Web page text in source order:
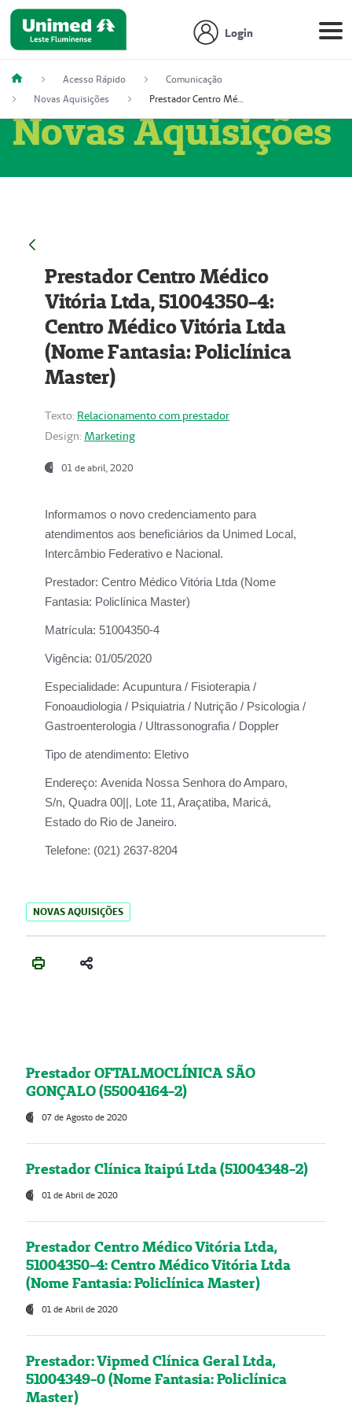
Login
Acesso Rápido
Comunicação
Novas Aquisições
Prestador Centro Médico Vitória Ltda, 51004350-4: Centro Médico Vitória Ltda (Nome Fantasia: Policlínica Master)
Novas Aquisições
Prestador Centro Médico
Vitória Ltda, 51004350-4:
Centro Médico Vitória Ltda
(Nome Fantasia: Policlínica
Master)
Texto: Relacionamento com prestador
Design: Marketing
01 de abril, 2020
Informamos o novo credenciamento para
atendimentos aos beneficiários da Unimed Local,
Intercâmbio Federativo e Nacional.
Prestador: Centro Médico Vitória Ltda (Nome
Fantasia: Policlínica Master)
Matrícula: 51004350-4
Vigência: 01/05/2020
Especialidade: Acupuntura / Fisioterapia /
Fonoaudiologia / Psiquiatria / Nutrição / Psicologia /
Gastroenterologia / Ultrassonografia / Doppler
Tipo de atendimento: Eletivo
Endereço: Avenida Nossa Senhora do Amparo,
S/n, Quadra 00||, Lote 11, Araçatiba, Maricá,
Estado do Rio de Janeiro.
Telefone: (021) 2637-8204
NOVAS AQUISIÇÕES
Prestador OFTALMOCLÍNICA SÃO
GONÇALO (55004164-2)
07 de Agosto de 2020
Prestador Clínica Itaipú Ltda (51004348-2)
01 de Abril de 2020
Prestador Centro Médico Vitória Ltda,
51004350-4: Centro Médico Vitória Ltda
(Nome Fantasia: Policlínica Master)
01 de Abril de 2020
Prestador: Vipmed Clínica Geral Ltda,
51004349-0 (Nome Fantasia: Policlínica
Master)